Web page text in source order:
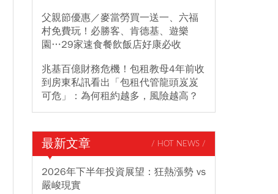
父親節優惠／麥當勞買一送一、六福
村免費玩！必勝客、肯德基、遊樂
園…29家速食餐飲飯店好康必收
兆基百億財務危機！包租教母4年前收
到房東私訊看出「包租代管龍頭岌岌
可危」：為何租約越多，風險越高？
最新文章 / HOT NEWS /
2026年下半年投資展望：狂熱漲勢 vs
嚴峻現實